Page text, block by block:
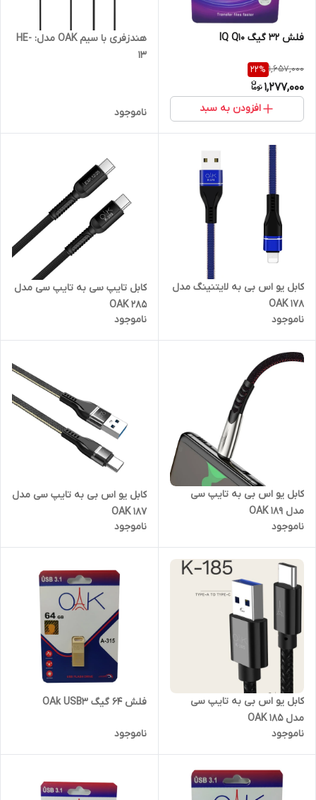
فلش 32 گیگ IQ Q10
1,657,000
22%
1,277,000
افزودن به سبد
هندزفری با سیم OAK مدل: HE-
13
ناموجود
کابل یو اس بی به لایتنینگ مدل
178 OAK
ناموجود
کابل تایپ سی به تایپ سی مدل
285 OAK
ناموجود
کابل یو اس بی به تایپ سی
مدل 189 OAK
ناموجود
کابل یو اس بی به تایپ سی مدل
187 OAK
ناموجود
کابل یو اس بی به تایپ سی
مدل 185 OAK
ناموجود
فلش 64 گیگ OAk USB3
ناموجود